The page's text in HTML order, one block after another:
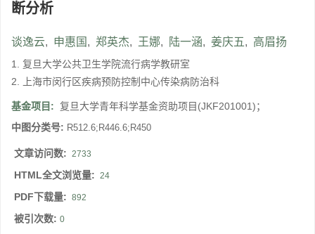
断分析
谈逸云, 申惠国 , 郑英杰, 王娜, 陆一涵, 姜庆五, 高眉扬
1. 复旦大学公共卫生学院流行病学教研室
2. 上海市闵行区疾病预防控制中心传染病防治科
基金项目:
复旦大学青年科学基金资助项目(JKF201001)；
中图分类号: R512.6;R446.6;R450
文章访问数: 2733
HTML全文浏览量: 24
PDF下载量: 892
被引次数: 0